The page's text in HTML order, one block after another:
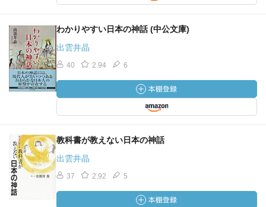
わかりやすい日本の神話 (中公文庫)
出雲井晶
40 2.94 6
教科書が教えない日本の神話
出雲井晶
37 2.92 5